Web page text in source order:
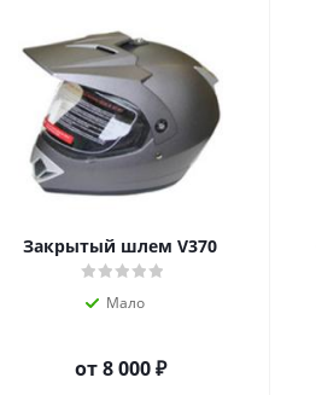
Закрытый шлем V370
Мало
от8 000 ₽